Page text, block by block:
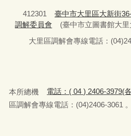
412301 臺中市大里區大新街
調解委員會
(臺中市立圖書館大
大里區調解會專線電話：
本所總機 電話：( 04 ) 2406-3979(
區調解會專線電話：(04)2406-3061